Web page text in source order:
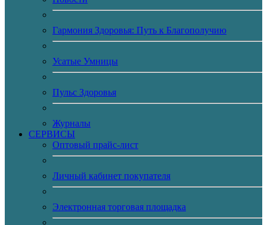
Гармония Здоровья: Путь к Благополучию
Усатые Умницы
Пульс Здоровья
Журналы
CЕРВИСЫ
Оптовый прайс-лист
Личный кабинет покупателя
Электронная торговая площадка